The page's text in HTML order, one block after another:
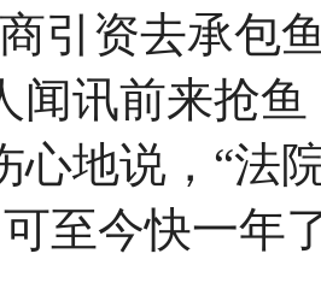
引资去承包
闻讯前来抢
心地说，“法
至今快一年